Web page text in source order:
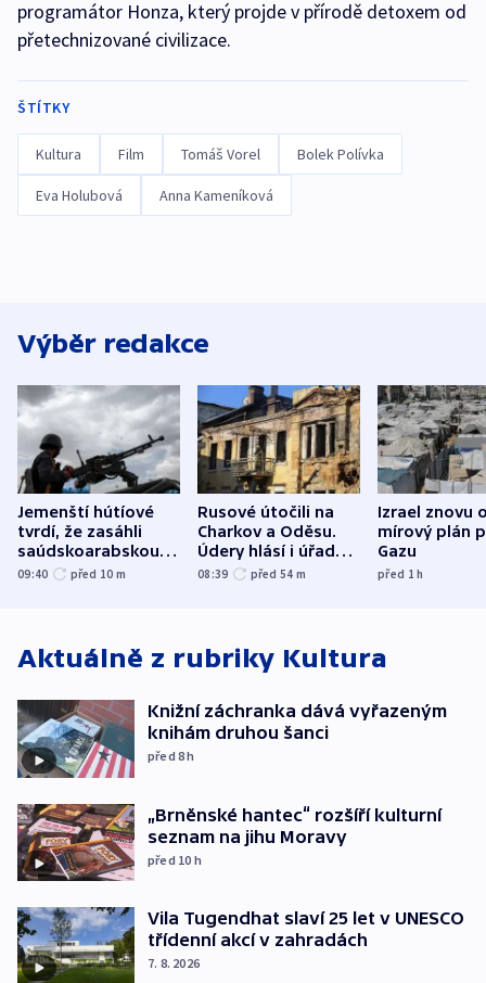
programátor Honza, který projde v přírodě detoxem od
přetechnizované civilizace.
ŠTÍTKY
Kultura Film Tomáš Vorel Bolek Polívka
Eva Holubová Anna Kameníková
Výběr redakce
Jemenští hútíové
tvrdí, že zasáhli
saúdskoarabskou
rafinerii
09:40 před 10 m
Rusové útočili na
Charkov a Oděsu.
Údery hlásí i úřady v
Bělgorodu
08:39 před 54 m
Izrael znovu
mírový plán
Gazu
před 1h
Aktuálně z rubriky Kultura
Knižní záchranka dává vyřazeným
knihám druhou šanci
před 8h
„Brněnské hantec“ rozšíří kulturní
seznam na jihu Moravy
před 10 h
Vila Tugendhat slaví 25 let v UNESCO
třídenní akcí v zahradách
7. 8. 2026